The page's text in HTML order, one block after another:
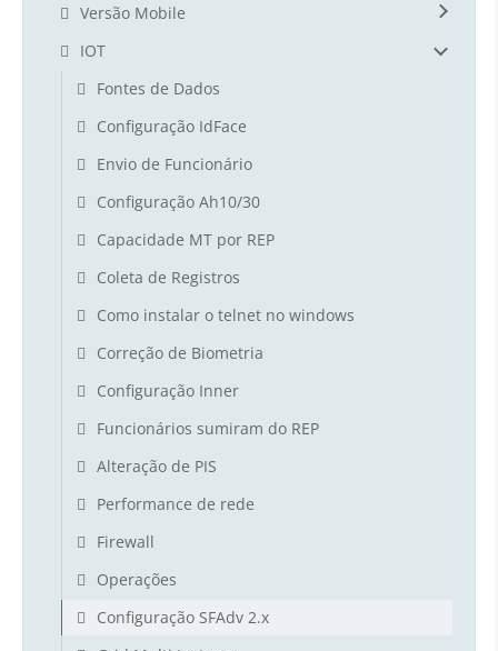
Versão Mobile
IOT
Fontes de Dados
Configuração IdFace
Envio de Funcionário
Configuração Ah10/30
Capacidade MT por REP
Coleta de Registros
Como instalar o telnet no windows
Correção de Biometria
Configuração Inner
Funcionários sumiram do REP
Alteração de PIS
Performance de rede
Firewall
Operações
Configuração SFAdv 2.x